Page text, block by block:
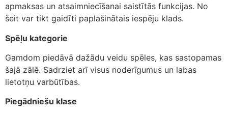
apmaksas un atsaimniecīšanai saistītās funkcijas. No
šeit var tikt gaidīti paplašinātais iespēju klads.
Spēļu kategorie
Gamdom piedāvā dažādu veidu spēles, kas sastopamas
šajā zālē. Sadrziet arī visus noderīgumus un labas
lietotņu varbūtības.
Piegādniešu klase